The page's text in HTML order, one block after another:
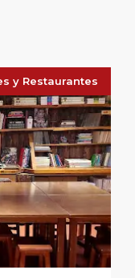
y Restaurantes